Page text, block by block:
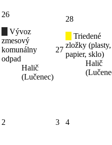
26
Vývoz
zmesový
komunálny
odpad
Halič
(Lučenec)
27
28
Triedené
zložky (plasty,
papier, sklo)
Halič
2 3 4